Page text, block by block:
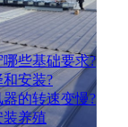
些基础要求?
安装?
的转速变慢?
养殖